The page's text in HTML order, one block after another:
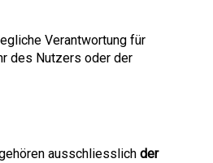
Verantwortung für
des Nutzers oder der
ausschliesslich der